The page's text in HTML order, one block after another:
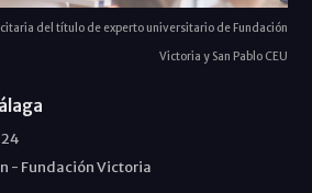
del título de experto universitario de Fundación
Victoria y San Pablo CEU
- Fundación Victoria